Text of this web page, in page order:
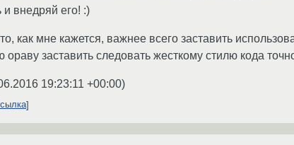
внедряй его! :)
как мне кажется, важнее всего заставить
ораву заставить следовать жесткому стилю кода
19:23:11 +00:00)